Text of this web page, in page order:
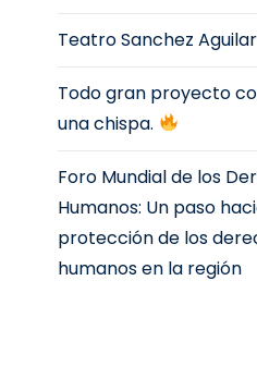
Teatro Sanchez Aguilar
Todo gran proyecto
una chispa.
Foro Mundial de los
Humanos: Un paso
protección de los
humanos en la región